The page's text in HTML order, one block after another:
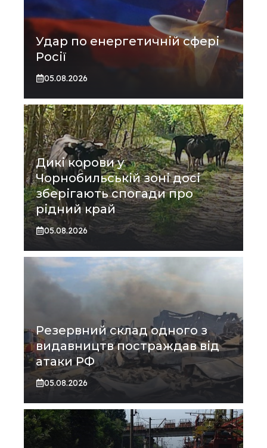
Удар по енергетичній сфері
Росії
05.08.2026
Дикі корови у
Чорнобильській зоні досі
зберігають спогади про
рідний край
05.08.2026
Резервний склад одного з
видавництв постраждав від
атаки РФ
05.08.2026